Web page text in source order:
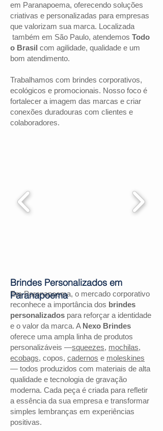
em Paranapoema, oferecendo soluções
criativas e personalizadas para empresas
que valorizam sua marca. Localizada
também em São Paulo, atendemos Todo
o Brasil com agilidade, qualidade e um
bom atendimento.
Trabalhamos com brindes corporativos,
ecológicos e promocionais. Nosso foco é
fortalecer a imagem das marcas e criar
conexões duradouras com clientes e
colaboradores.
Em Paranapoema, o mercado corporativo
reconhece a importância dos brindes
personalizados para reforçar a identidade
e o valor da marca. A Nexo Brindes
oferece uma ampla linha de produtos
personalizáveis —squeezes, mochilas,
ecobags, copos, cadernos e moleskines
— todos produzidos com materiais de alta
qualidade e tecnologia de gravação
moderna. Cada peça é criada para refletir
a essência da sua empresa e transformar
simples lembranças em experiências
positivas.
Brindes Personalizados em
Paranapoema